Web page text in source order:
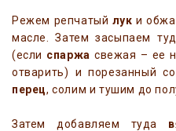
Режем репчатый лук и
масле. Затем засыпаем
(если спаржа свежая – ее
отварить) и порезанный
перец, солим и тушим до
Затем добавляем туда